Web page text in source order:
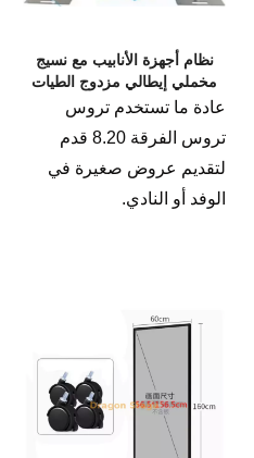
نظام أجهزة الأنابيب مع نسيج
مخملي إيطالي مزدوج الطيات
باللون الأخضر الغامق
عادة ما تستخدم تروس
تروس الفرقة 8.20 قدم
لتقديم عروض صغيرة في
الوفد أو النادي.